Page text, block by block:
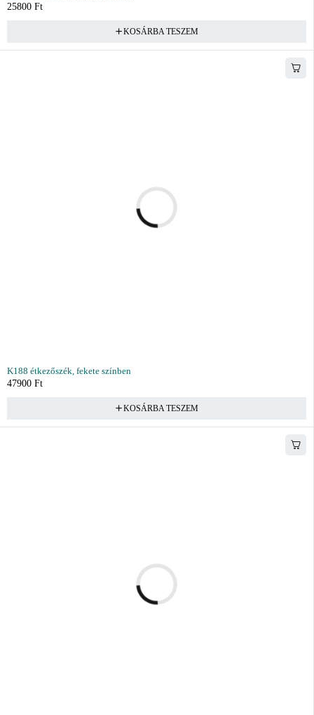
25800 Ft
KOSÁRBA TESZEM
K188 étkezőszék, fekete színben
47900 Ft
KOSÁRBA TESZEM